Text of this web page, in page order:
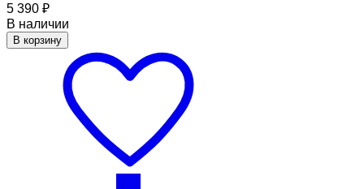
5 390 ₽
В наличии
В корзину